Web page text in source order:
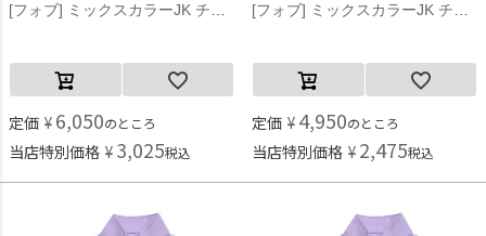
定価 ¥ 6,050のところ
当店特別価格 ¥ 3,025税込
定価 ¥ 4,950のところ
当店特別価格 ¥ 2,475税込